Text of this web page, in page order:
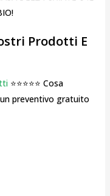
Prodotti E
⭐⭐⭐⭐⭐ Cosa
preventivo gratuito